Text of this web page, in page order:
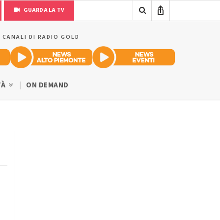
GUARDA LA TV
DI RADIO GOLD
ON DEMAND